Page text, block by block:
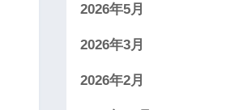
2026年5月
2026年3月
2026年2月